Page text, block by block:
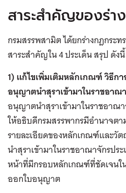
สาระสำคัญของร่า
กรมสรรพสามิต ได้ยกร่างกฎกระท
สาระสำคัญใน 4 ประเด็น สรุป ดังนี้
1) แก้ไขเพิ่มเติมหลักเกณฑ์ วิธีกา
อนุญาตนำสุราเข้ามาในราชอาณ
อนุญาตนำสุราเข้ามาในราชอาณ
ให้อธิบดีกรมสรรพากรมีอำนาจต
รายละเอียดของหลักเกณฑ์และวั
นำสุราเข้ามาในราชอาณาจักรประ
หน้าที่มีกรอบหลักเกณฑ์ที่ชัดเจนใ
ออกใบอนุญาต